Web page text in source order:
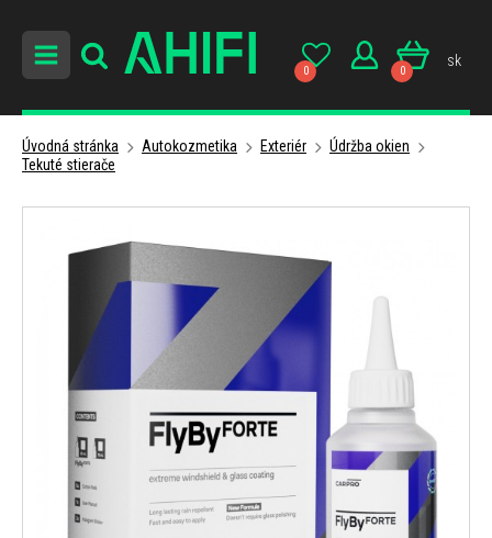
0 0
sk
Úvodná stránka Autokozmetika Exteriér
Údržba okien
Tekuté stierače